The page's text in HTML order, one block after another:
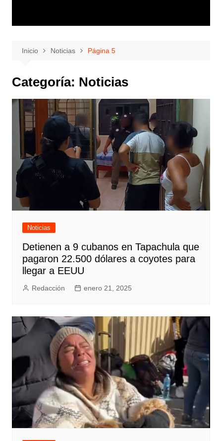
Inicio Noticias Página 5
Categoría: Noticias
Noticias
Detienen a 9 cubanos en Tapachula que
pagaron 22.500 dólares a coyotes para
llegar a EEUU
Redacción enero 21, 2025